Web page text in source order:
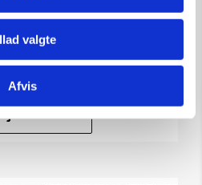
valgte
Afvis
til kurv